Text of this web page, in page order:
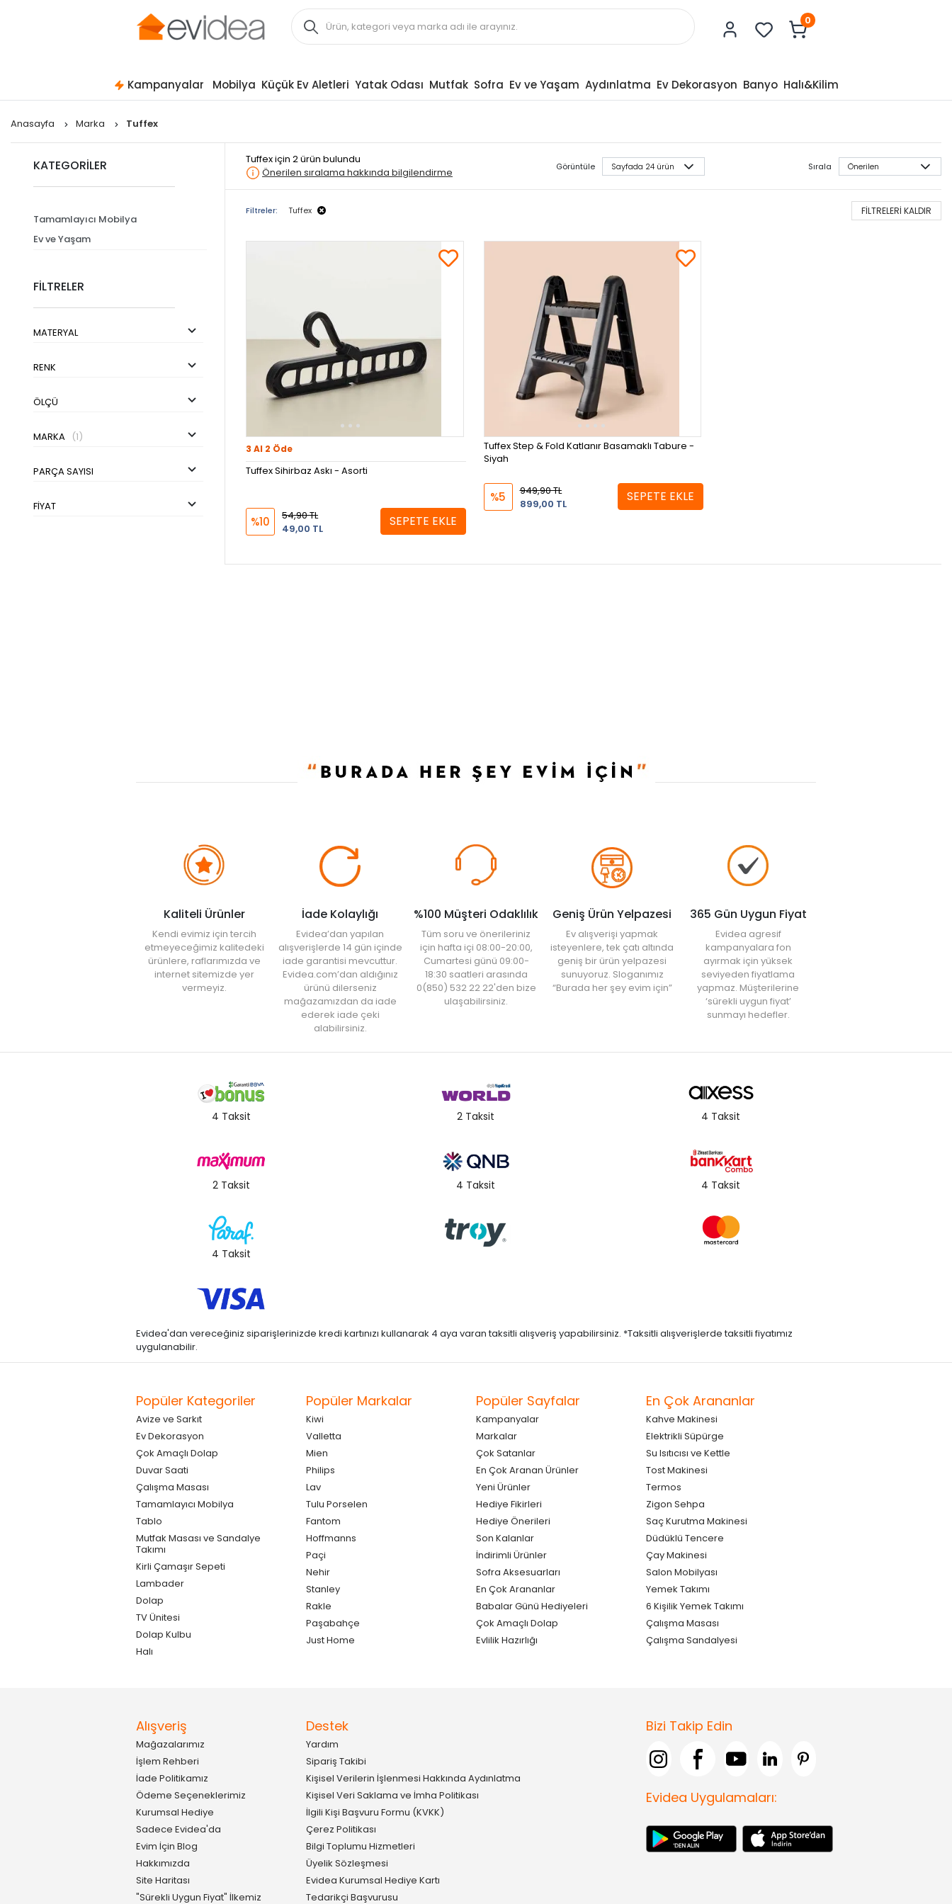
0
Kampanyalar Mobilya Küçük Ev Aletleri Yatak Odası Mutfak Sofra Ev ve Yaşam Aydınlatma Ev Dekorasyon Banyo Halı&Kilim
Anasayfa Marka Tuffex
KATEGORİLER
Tamamlayıcı Mobilya
Ev ve Yaşam
FİLTRELER
MATERYAL
RENK
ÖLÇÜ
MARKA (1)
PARÇA SAYISI
FIYAT
Tuffexiçin 2 ürün bulundu
Önerilen sıralama hakkında bilgilendirme
Görüntüle Sırala
Filtreler: Tuffex FİLTRELERİ KALDIR
3 Al 2 Öde
Tuffex Sihirbaz Askı - Asorti
%10
54,90 TL
49,00 TL
SEPETE EKLE
Tuffex Step & Fold Katlanır Basamaklı Tabure -
Siyah
%5
949,90 TL
899,00 TL
SEPETE EKLE
Kaliteli Ürünler
Kendi evimiz için tercih
etmeyeceğimiz kalitedeki
ürünlere, raflarımızda ve
internet sitemizde yer
vermeyiz.
İade Kolaylığı
Evidea’dan yapılan
alışverişlerde 14 gün içinde
iade garantisi mevcuttur.
Evidea.com’dan aldığınız
ürünü dilerseniz
mağazamızdan da iade
ederek iade çeki
alabilirsiniz.
%100 Müşteri Odaklılık
Tüm soru ve önerileriniz
için hafta içi 08:00-20:00,
Cumartesi günü 09:00-
18:30 saatleri arasında
0(850) 532 22 22'den bize
ulaşabilirsiniz.
Geniş Ürün Yelpazesi
Ev alışverişi yapmak
isteyenlere, tek çatı altında
geniş bir ürün yelpazesi
sunuyoruz. Sloganımız
“Burada her şey evim için”
365 Gün Uygun Fiyat
Evidea agresif
kampanyalara fon
ayırmak için yüksek
seviyeden fiyatlama
yapmaz. Müşterilerine
‘sürekli uygun fiyat’
sunmayı hedefler.
4 Taksit 2 Taksit 4 Taksit
2 Taksit 4 Taksit 4 Taksit
4 Taksit
Evidea'dan vereceğiniz siparişlerinizde kredi kartınızı kullanarak 4 aya varan taksitli alışveriş yapabilirsiniz. *Taksitli alışverişlerde taksitli fiyatımız
uygulanabilir.
Popüler Kategoriler
Avize ve Sarkıt
Ev Dekorasyon
Çok Amaçlı Dolap
Duvar Saati
Çalışma Masası
Tamamlayıcı Mobilya
Tablo
Mutfak Masası ve Sandalye
Takımı
Kirli Çamaşır Sepeti
Lambader
Dolap
TV Ünitesi
Dolap Kulbu
Halı
Popüler Markalar
Kiwi
Valletta
Mien
Philips
Lav
Tulu Porselen
Fantom
Hoffmanns
Paçi
Nehir
Stanley
Rakle
Paşabahçe
Just Home
Popüler Sayfalar
Kampanyalar
Markalar
Çok Satanlar
En Çok Aranan Ürünler
Yeni Ürünler
Hediye Fikirleri
Hediye Önerileri
Son Kalanlar
İndirimli Ürünler
Sofra Aksesuarları
En Çok Arananlar
Babalar Günü Hediyeleri
Çok Amaçlı Dolap
Evlilik Hazırlığı
En Çok Arananlar
Kahve Makinesi
Elektrikli Süpürge
Su Isıtıcısı ve Kettle
Tost Makinesi
Termos
Zigon Sehpa
Saç Kurutma Makinesi
Düdüklü Tencere
Çay Makinesi
Salon Mobilyası
Yemek Takımı
6 Kişilik Yemek Takımı
Çalışma Masası
Çalışma Sandalyesi
Alışveriş
Mağazalarımız
İşlem Rehberi
İade Politikamız
Ödeme Seçeneklerimiz
Kurumsal Hediye
Sadece Evidea'da
Evim İçin Blog
Hakkımızda
Site Haritası
"Sürekli Uygun Fiyat" İlkemiz
Destek
Yardım
Sipariş Takibi
Kişisel Verilerin İşlenmesi Hakkında Aydınlatma
Kişisel Veri Saklama ve İmha Politikası
İlgili Kişi Başvuru Formu (KVKK)
Çerez Politikası
Bilgi Toplumu Hizmetleri
Üyelik Sözleşmesi
Evidea Kurumsal Hediye Kartı
Tedarikçi Başvurusu
Bizi Takip Edin
Evidea Uygulamaları: